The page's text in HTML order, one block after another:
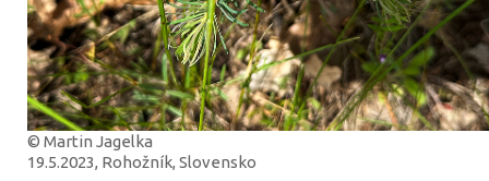
© Martin Jagelka
19.5.2023, Rohožník, Slovensko